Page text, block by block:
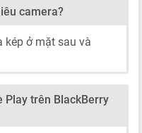
camera?
kép ở mặt sau và
Play trên BlackBerry